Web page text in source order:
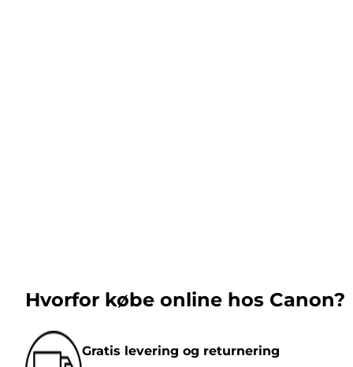
Hvorfor købe online hos Canon?
Gratis levering og returnering